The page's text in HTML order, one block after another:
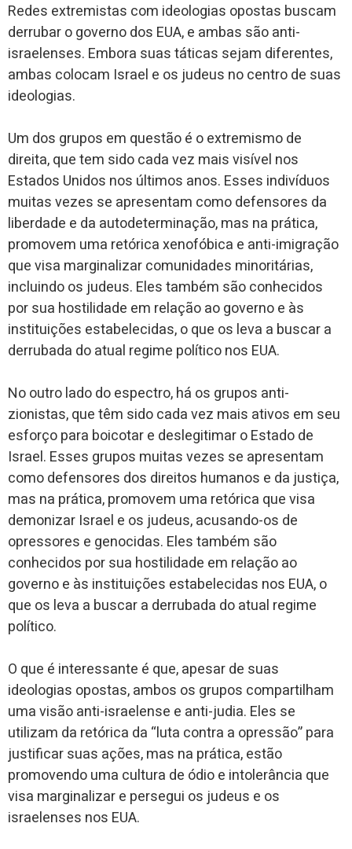
Redes extremistas com ideologias opostas buscam
derrubar o governo dos EUA, e ambas são anti-
israelenses. Embora suas táticas sejam diferentes,
ambas colocam Israel e os judeus no centro de suas
ideologias.
Um dos grupos em questão é o extremismo de
direita, que tem sido cada vez mais visível nos
Estados Unidos nos últimos anos. Esses indivíduos
muitas vezes se apresentam como defensores da
liberdade e da autodeterminação, mas na prática,
promovem uma retórica xenofóbica e anti-imigração
que visa marginalizar comunidades minoritárias,
incluindo os judeus. Eles também são conhecidos
por sua hostilidade em relação ao governo e às
instituições estabelecidas, o que os leva a buscar a
derrubada do atual regime político nos EUA.
No outro lado do espectro, há os grupos anti-
zionistas, que têm sido cada vez mais ativos em seu
esforço para boicotar e deslegitimar o Estado de
Israel. Esses grupos muitas vezes se apresentam
como defensores dos direitos humanos e da justiça,
mas na prática, promovem uma retórica que visa
demonizar Israel e os judeus, acusando-os de
opressores e genocidas. Eles também são
conhecidos por sua hostilidade em relação ao
governo e às instituições estabelecidas nos EUA, o
que os leva a buscar a derrubada do atual regime
político.
O que é interessante é que, apesar de suas
ideologias opostas, ambos os grupos compartilham
uma visão anti-israelense e anti-judia. Eles se
utilizam da retórica da “luta contra a opressão” para
justificar suas ações, mas na prática, estão
promovendo uma cultura de ódio e intolerância que
visa marginalizar e persegui os judeus e os
israelenses nos EUA.